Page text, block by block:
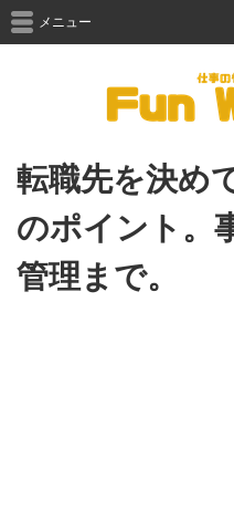
メニュー
転職先を決め
のポイント。
管理まで。